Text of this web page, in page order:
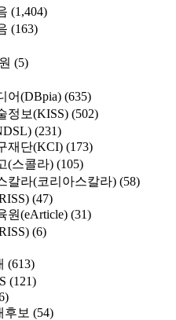
(1,404)
(163)
(5)
어(DBpia) (635)
정보(KISS) (502)
(231)
재단(KCI) (173)
(스콜라) (105)
칼라(코리아스칼라) (58)
(47)
원(eArticle) (31)
(6)
(613)
(121)
후보 (54)